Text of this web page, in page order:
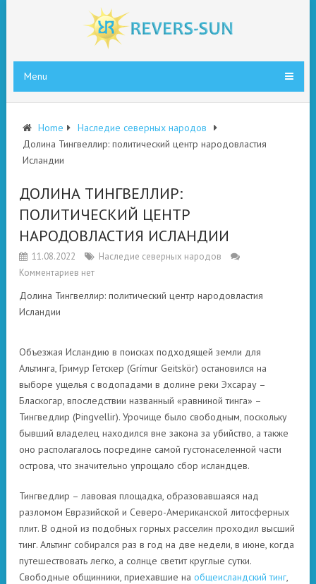
Menu
Home
Наследие северных народов
Долина Тингвеллир: политический центр народовластия
Исландии
ДОЛИНА ТИНГВЕЛЛИР:
ПОЛИТИЧЕСКИЙ ЦЕНТР
НАРОДОВЛАСТИЯ ИСЛАНДИИ
11.08.2022
Наследие северных народов
Комментариев нет
Долина Тингвеллир: политический центр народовластия
Исландии
Объезжая Исландию в поисках подходящей земли для
Альтинга, Гримур Гетскер (Grímur Geitskör) остановился на
выборе ущелья с водопадами в долине реки Эхсарау –
Бласкогар, впоследствии названный «равниной тинга» –
Тингведлир (Þingvellir). Урочище было свободным, поскольку
бывший владелец находился вне закона за убийство, а также
оно располагалось посредине самой густонаселенной части
острова, что значительно упрощало сбор исландцев.
Тингведлир – лавовая площадка, образовавшаяся над
разломом Евразийской и Северо-Американской литосферных
плит. В одной из подобных горных расселин проходил высший
тинг. Альтинг собирался раз в год на две недели, в июне, когда
путешествовать легко, а солнце светит круглые сутки.
Свободные общинники, приехавшие на общеисландский тинг,